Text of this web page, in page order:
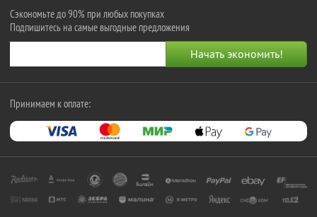
Сэкономьте до 90% при любых покупках
Подпишитесь на самые выгодные предложения
Принимаем к оплате: